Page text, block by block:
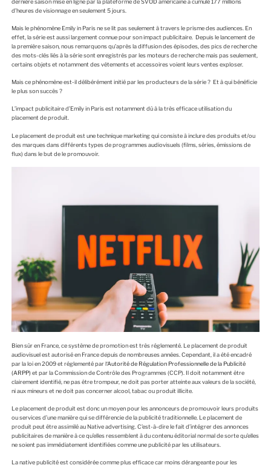
dernière saison mise en ligne par la plateforme de SVOD américaine a cumulé 177 millions
d’heures de visionnage en seulement 5 jours.
Mais le phénomène Emily in Paris ne se lit pas seulement à travers le prisme des audiences. En
effet, la série est aussi largement connue pour son impact publicitaire. Depuis le lancement de
la première saison, nous remarquons qu’après la diffusion des épisodes, des pics de recherche
des mots-clés liés à la série sont enregistrés par les moteurs de recherche mais pas seulement,
certains objets et notamment des vêtements et accessoires voient leurs ventes exploser.
Mais ce phénomène est-il délibérément initié par les producteurs de la série ? Et à qui bénéficie
le plus son succès ?
L’impact publicitaire d’Emily in Paris est notamment dû à la très efficace utilisation du
placement de produit.
Le placement de produit est une technique marketing qui consiste à inclure des produits et/ou
des marques dans différents types de programmes audiovisuels (films, séries, émissions de
flux) dans le but de le promouvoir.
Bien sûr en France, ce système de promotion est très réglementé. Le placement de produit
audiovisuel est autorisé en France depuis de nombreuses années. Cependant, il a été encadré
par la loi en 2009 et réglementé par l‘Autorité de Régulation Professionnelle de la Publicité
(ARPP) et par la Commission de Contrôle des Programmes (CCP). Il doit notamment être
clairement identifié, ne pas être trompeur, ne doit pas porter atteinte aux valeurs de la société,
ni aux mineurs et ne doit pas concerner alcool, tabac ou produit illicite.
Le placement de produit est donc un moyen pour les annonceurs de promouvoir leurs produits
ou services d’une manière qui se différencie de la publicité traditionnelle. Le placement de
produit peut être assimilé au Native advertising. C’est-à-dire le fait d’intégrer des annonces
publicitaires de manière à ce qu’elles ressemblent à du contenu éditorial normal de sorte qu’elles
ne soient pas immédiatement identifiées comme une publicité par les utilisateurs.
La native publicité est considérée comme plus efficace car moins dérangeante pour les